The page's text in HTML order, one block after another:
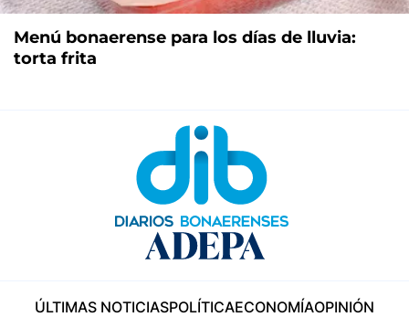
Menú bonaerense para los días de lluvia:
torta frita
ÚLTIMAS NOTICIASPOLÍTICAECONOMÍAOPINIÓN